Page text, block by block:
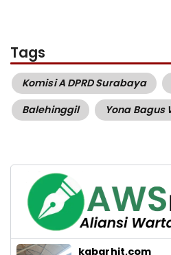
Tags
Komisi A DPRD Surabaya
Balehinggil
Yona
kabarhit.com